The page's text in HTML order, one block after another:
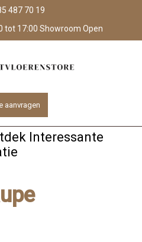
487 70 19
tot 17:00 Showroom Open
aanvragen
Interessante